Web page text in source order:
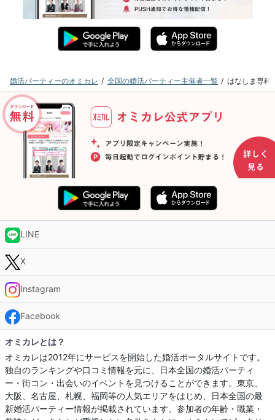
婚活パーティーのオミカレ 全国の婚活パーティー主催者一覧 はなしま専科
LINE
X
Instagram
Facebook
オミカレとは？
オミカレは2012年にサービスを開始した婚活ポータルサイトです。
独自のランキングや口コミ情報を元に、日本全国の婚活パーティ
ー・街コン・出会いのイベントを見つけることができます。東京、
大阪、名古屋、札幌、福岡等の人気エリアをはじめ、日本全国の最
新婚活パーティー情報が掲載されています。参加者の年齢・職業・